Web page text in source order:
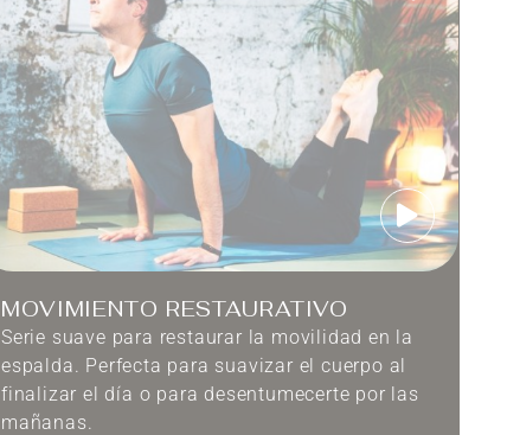
MOVIMIENTO RESTAURATIVO
Serie suave para restaurar la movilidad en la
espalda. Perfecta para suavizar el cuerpo al
finalizar el día o para desentumecerte por las
mañanas.